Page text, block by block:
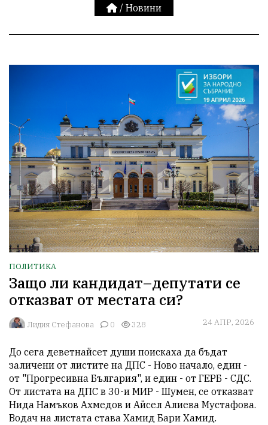
/ Новини
ПОЛИТИКА
Защо ли кандидат–депутати се
отказват от местата си?
Лидия Стефанова 0 328 24 АПР, 2026
До сега деветнайсет души поискаха да бъдат
заличени от листите на ДПС - Ново начало, един -
от "Прогресивна България", и един - от ГЕРБ - СДС.
От листата на ДПС в 30-и МИР - Шумен, се отказват
Нида Намъков Ахмедов и Айсел Алиева Мустафова.
Водач на листата става Хамид Бари Хамид.